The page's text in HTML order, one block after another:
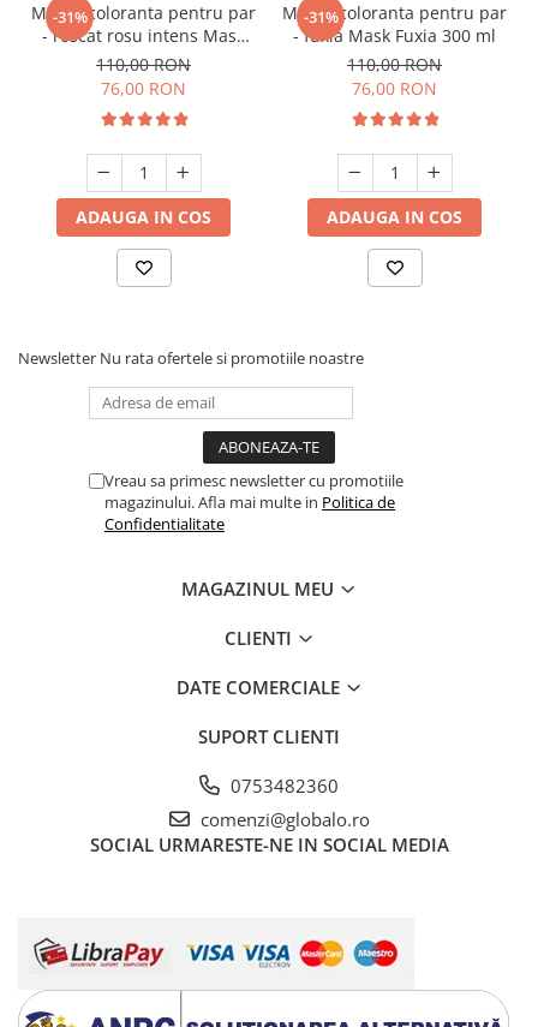
-31%
Masca coloranta pentru par
- roscat rosu intens Mask
Intense Red 300 ml
110,00 RON
76,00 RON
ADAUGA IN COS
-31%
Masca coloranta pentru par
- fuxia Mask Fuxia 300 ml
110,00 RON
76,00 RON
ADAUGA IN COS
Newsletter Nu rata ofertele si promotiile noastre
Vreau sa primesc newsletter cu promotiile
magazinului. Afla mai multe in Politica de
Confidentialitate
MAGAZINUL MEU
CLIENTI
DATE COMERCIALE
SUPORT CLIENTI
0753482360
comenzi@globalo.ro
SOCIAL URMARESTE-NE IN SOCIAL MEDIA